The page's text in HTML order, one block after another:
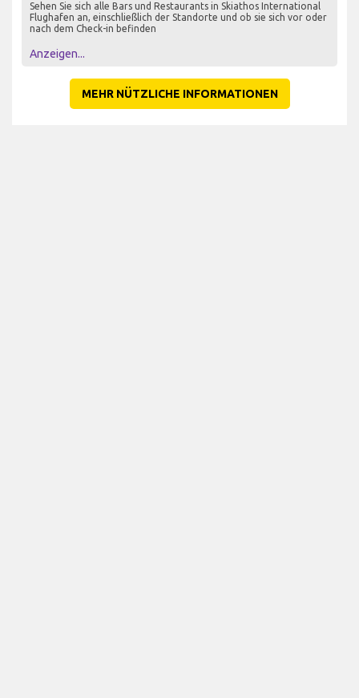
Sehen Sie sich alle Bars und Restaurants in Skiathos International
Flughafen an, einschließlich der Standorte und ob sie sich vor oder
nach dem Check-in befinden
Anzeigen...
MEHR NÜTZLICHE INFORMATIONEN